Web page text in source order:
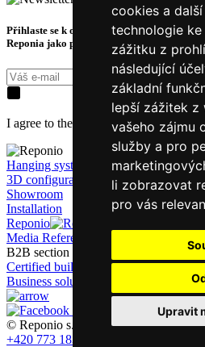
cookies a
technologie ke
zážitku z
následující
základní
lepší zážitek z
vašeho zájmu
služby a pro
li zobrazovat
pro vás
Upravit
Přihlaste se k odběru novinek a získejte
Reponia jako první.
Přihásit
I agree to the processing ofpersonal
Hanging system
3D configurator
Showroom
Installation
Reponio
Media References
B2B section
Certified buildings
For
Business solutions
For
© Reponio s.r.o. 2023, Obchodní
+420 773 183 456